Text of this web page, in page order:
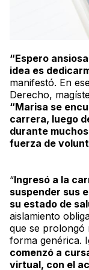
“Espero
idea es
manifestó. En
Derecho,
“Marisa se
carrera, luego
durante
fuerza de
“Ingresó a la
suspender sus
su estado de
aislamiento
que se prolongó
forma genérica.
comenzó a
virtual, con el